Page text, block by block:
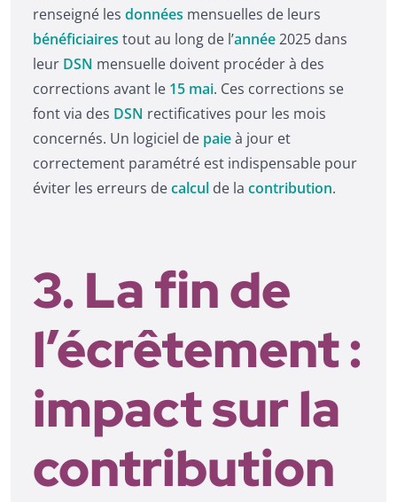
renseigné les données mensuelles de leurs
bénéficiaires tout au long de l’année2025 dans
leur DSN mensuelle doivent procéder à des
corrections avant le 15 mai. Ces corrections se
font via des DSN rectificatives pour les mois
concernés. Un logiciel de paieà jour et
correctement paramétré est indispensable pour
éviter les erreurs decalcul de la contribution.
3. La fin de
l’écrêtement :
impact sur la
contribution